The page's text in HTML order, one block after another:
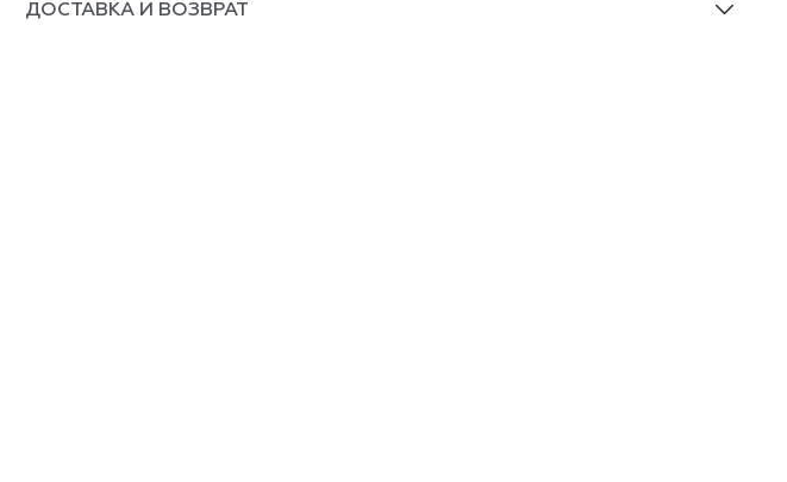
ДОСТАВКА И ВОЗВРАТ